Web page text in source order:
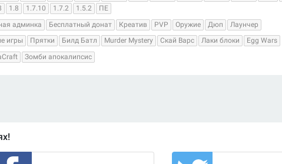
1.8 1.7.10 1.7.2 1.5.2
ПЕ
админка Бесплатный донат Креатив PVP Оружие Дюп
Лаунчер
игры Прятки Билд Батл Murder Mystery Скай Варс Лаки блоки
Egg Wars
Зомби апокалипсис